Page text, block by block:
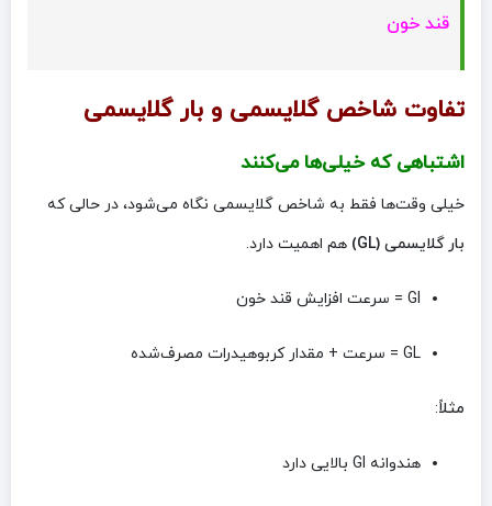
قند خون
تفاوت شاخص گلایسمی و بار گلایسمی
اشتباهی که خیلی‌ها می‌کنند
خیلی وقت‌ها فقط به شاخص گلایسمی نگاه می‌شود، در حالی که
بار گلایسمی (GL)
هم اهمیت دارد.
GI = سرعت افزایش قند خون
GL = سرعت + مقدار کربوهیدرات مصرف‌شده
مثلاً:
هندوانه GI بالایی دارد